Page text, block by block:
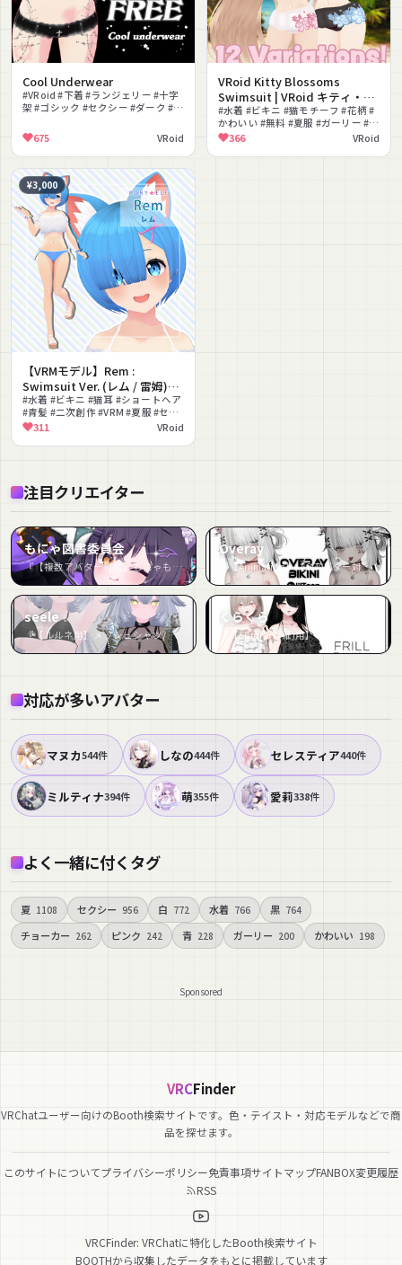
Cool Underwear
#VRoid #下着 #ランジェリー #十字
架 #ゴシック #セクシー #ダーク #無
675 VRoid
VRoid Kitty Blossoms
Swimsuit | VRoid キティ・ブ
ロッサム水着
#水着 #ビキニ #猫モチーフ #花柄 #
かわいい #無料 #夏服 #ガーリー #色
変え #VRoid
366 VRoid
¥3,000
【VRMモデル】Rem :
Swimsuit Ver. (レム / 雷姆)
Ver. 1.5.0
#水着 #ビキニ #猫耳 #ショートヘア
#青髪 #二次創作 #VRM #夏服 #セク
シー #リゼロ
311 VRoid
注目クリエイター
もにゃ図書委員会
『【複数アバター対応】もにゃもにゃジャケット２』など50件
Overay
『【Animation】【 9アバター対応】 Overay Bikini 【VRChat想定】』など30件
seele
『【ルルネ用】メッシュシャツ/ 上着・ツクンフト/ ホットパンツ・シュテルン/ シンプルビキニ - Fishnet Shirt/ Jacket -Zukunft /Hot Pants -Stern- / Simple Bikini - For Rurune』など24件
くらくら
対応が多いアバター
マヌカ544件 しなの444件 セレスティア440件
ミルティナ394件 萌355件 愛莉338件
よく一緒に付くタグ
夏 1108 セクシー 956 白 772 水着 766 黒 764
チョーカー 262 ピンク 242 青 228 ガーリー 200 かわいい 198
Sponsored
VRCFinder
VRChatユーザー向けのBooth検索サイトです。色・テイスト・対応モデルなどで商
品を探せます。
このサイトについてプライバシーポリシー免責事項サイトマップFANBOX変更履歴
RSS
VRCFinder: VRChatに特化したBooth検索サイト
BOOTHから収集したデータをもとに掲載しています